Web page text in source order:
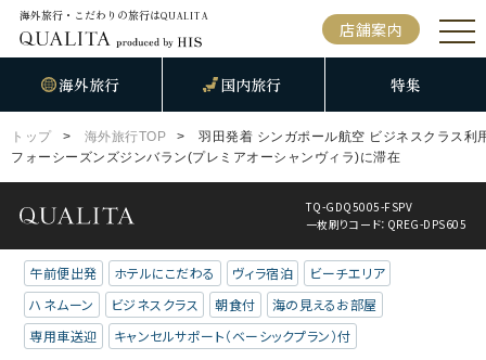
海外旅行・こだわりの旅行はQUALITA
店舗案内
海外旅行 国内旅行 特集
トップ 海外旅行TOP
羽田発着 シンガポール航空 ビジネスクラス
フォーシーズンズジンバラン(プレミアオーシャンヴィラ)に滞在
TQ-GDQ5005-FSPV
一枚刷りコード：QREG-DPS605
午前便出発 ホテルにこだわる ヴィラ宿泊
ビーチエリア
ハネムーン
ビジネスクラス 朝食付
海の見えるお部屋
専用車送迎
キャンセルサポート（ベーシックプラン）付